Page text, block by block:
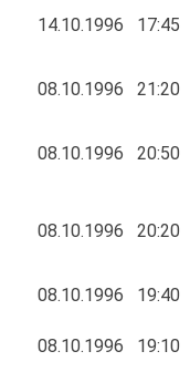
14.10.1996 17:45
08.10.1996 21:20
08.10.1996 20:50
08.10.1996 20:20
08.10.1996 19:40
08.10.1996 19:10